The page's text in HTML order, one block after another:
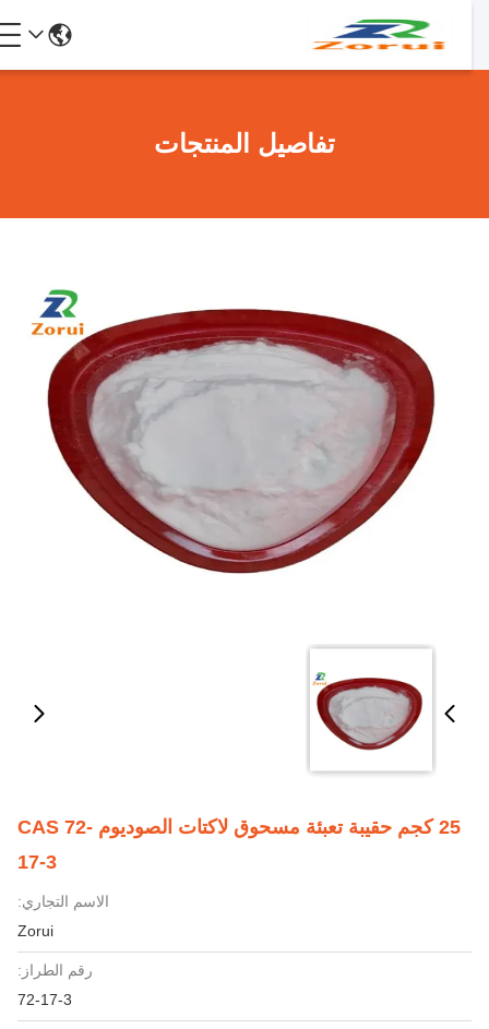
تفاصيل المنتجات
25 كجم حقيبة تعبئة مسحوق لاكتات الصوديوم CAS 72-
17-3
الاسم التجاري:
Zorui
رقم الطراز:
72-17-3